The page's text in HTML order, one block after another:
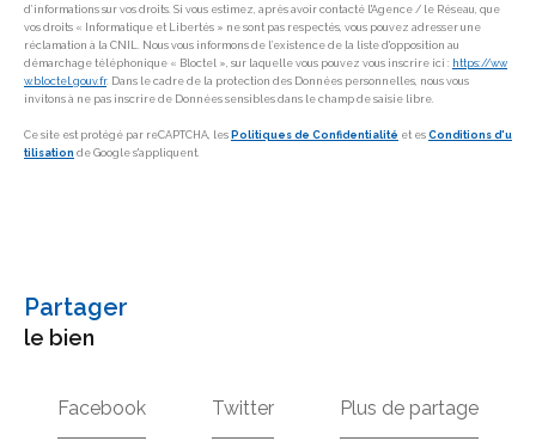
d’informations sur vos droits. Si vous estimez, après avoir contacté l'Agence / le Réseau, que
vos droits « Informatique et Libertés » ne sont pas respectés, vous pouvez adresser une
réclamation à la CNIL. Nous vous informons de l’existence de la liste d'opposition au
démarchage téléphonique « Bloctel », sur laquelle vous pouvez vous inscrire ici : https://ww
w.bloctel.gouv.fr. Dans le cadre de la protection des Données personnelles, nous vous
invitons à ne pas inscrire de Données sensibles dans le champ de saisie libre.
Ce site est protégé par reCAPTCHA, les Politiques de Confidentialité et es Conditions d'u
tilisation de Google s'appliquent.
partager
le bien
Facebook Twitter Plus de partage